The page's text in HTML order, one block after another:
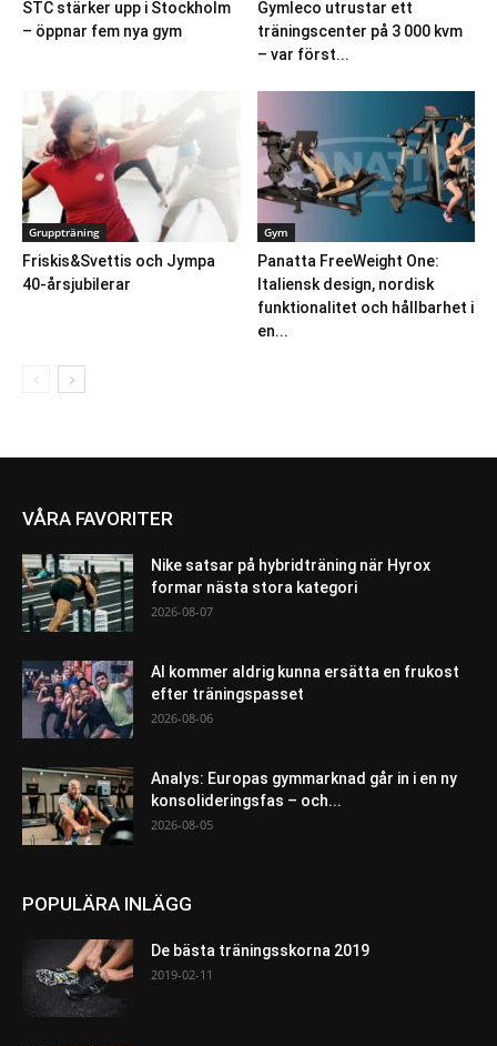
STC stärker upp i Stockholm
– öppnar fem nya gym
Gymleco utrustar ett
träningscenter på 3 000 kvm
– var först...
Gruppträning
Friskis&Svettis och Jympa
40-årsjubilerar
Gym
Panatta FreeWeight One:
Italiensk design, nordisk
funktionalitet och hållbarhet i
en...
VÅRA FAVORITER
Nike satsar på hybridträning när Hyrox
formar nästa stora kategori
2026-08-07
AI kommer aldrig kunna ersätta en frukost
efter träningspasset
2026-08-06
Analys: Europas gymmarknad går in i en ny
konsolideringsfas – och...
2026-08-05
POPULÄRA INLÄGG
De bästa träningsskorna 2019
2019-02-11